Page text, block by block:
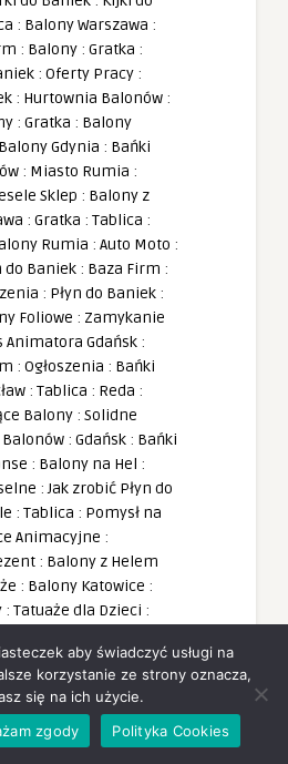
: Balony Warszawa :
: Balony : Gratka :
: Oferty Pracy :
: Hurtownia Balonów :
: Gratka : Balony
Balony Gdynia : Bańki
: Miasto Rumia :
Sklep : Balony z
: Gratka : Tablica :
Rumia : Auto Moto :
do Baniek : Baza Firm :
: Płyn do Baniek :
Foliowe : Zamykanie
Animatora Gdańsk :
: Ogłoszenia : Bańki
: Tablica : Reda :
Balony : Solidne
Balonów : Gdańsk : Bańki
: Balony na Hel :
:Jak zrobić Płyn do
: Tablica : Pomysł na
Animacyjne :
: Balony z Helem
: Balony Katowice :
: Tatuaże dla Dzieci :
dla Dzieci:
: Hurtownia Balonów
:Animator Seniora
:Animacje
aby świadczyć usługi na
korzystanie ze strony oznacza,
się na ich użycie.
zgody Polityka Cookies